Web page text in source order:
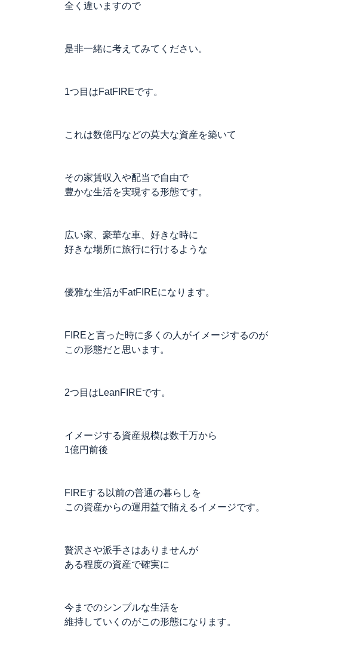
全く違いますので
是非一緒に考えてみてください。
1つ目はFatFIREです。
これは数億円などの莫大な資産を築いて
その家賃収入や配当で自由で
豊かな生活を実現する形態です。
広い家、豪華な車、好きな時に
好きな場所に旅行に行けるような
優雅な生活がFatFIREになります。
FIREと言った時に多くの人がイメージするのが
この形態だと思います。
2つ目はLeanFIREです。
イメージする資産規模は数千万から
1億円前後
FIREする以前の普通の暮らしを
この資産からの運用益で賄えるイメージです。
贅沢さや派手さはありませんが
ある程度の資産で確実に
今までのシンプルな生活を
維持していくのがこの形態になります。